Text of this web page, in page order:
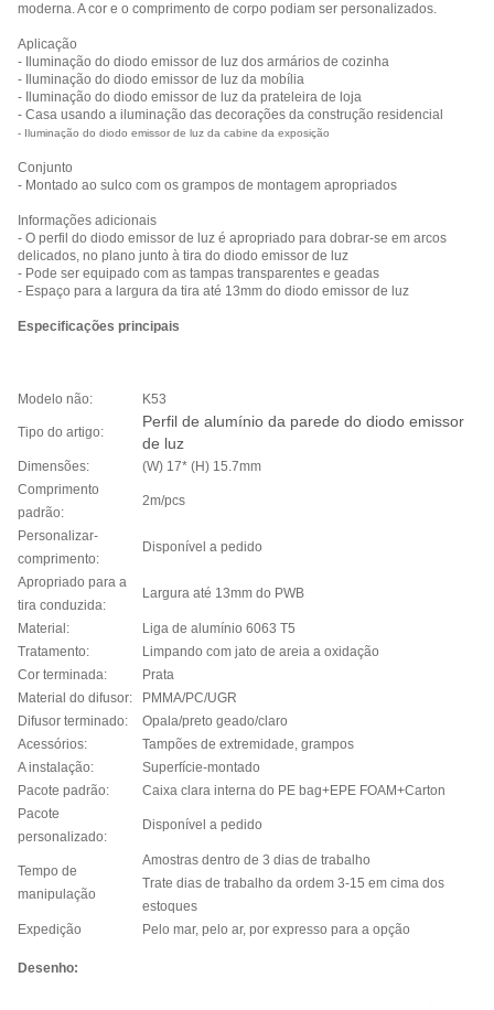
moderna. A cor e o comprimento de corpo podiam ser personalizados.
Aplicação
- Iluminação do diodo emissor de luz dos armários de cozinha
- Iluminação do diodo emissor de luz da mobília
- Iluminação do diodo emissor de luz da prateleira de loja
- Casa usando a iluminação das decorações da construção residencial
- Iluminação do diodo emissor de luz da cabine da exposição
Conjunto
- Montado ao sulco com os grampos de montagem apropriados
Informações adicionais
- O perfil do diodo emissor de luz é apropriado para dobrar-se em arcos
delicados, no plano junto à tira do diodo emissor de luz
- Pode ser equipado com as tampas transparentes e geadas
- Espaço para a largura da tira até 13mm do diodo emissor de luz
Especificações principais
Modelo não: K53
Tipo do artigo:
Perfil de alumínio da parede do diodo emissor
de luz
Dimensões:
(W) 17* (H) 15.7mm
Comprimento
padrão:
2m/pcs
Personalizar-
comprimento:
Disponível a pedido
Apropriado para a
tira conduzida:
Largura até 13mm do PWB
Material:
Liga de alumínio 6063 T5
Tratamento:
Limpando com jato de areia a oxidação
Cor terminada:
Prata
Material do difusor:
PMMA/PC/UGR
Difusor terminado:
Opala/preto geado/claro
Acessórios:
Tampões de extremidade, grampos
A instalação:
Superfície-montado
Pacote padrão:
Caixa clara interna do PE bag+EPE FOAM+Carton
Pacote
personalizado:
Disponível a pedido
Tempo de
manipulação
Amostras dentro de 3 dias de trabalho
Trate dias de trabalho da ordem 3-15 em cima dos
estoques
Expedição
Pelo mar, pelo ar, por expresso para a opção
Desenho: